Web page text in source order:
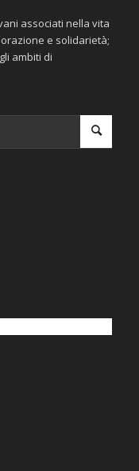
associati nella vita
e solidarietà;
ambiti di